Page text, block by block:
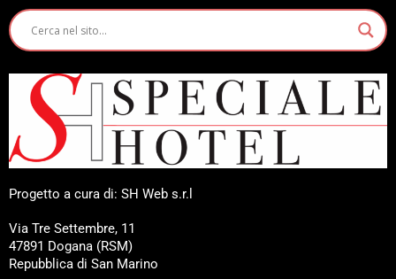
Progetto a cura di: SH Web s.r.l
Via Tre Settembre, 11
47891 Dogana (RSM)
Repubblica di San Marino